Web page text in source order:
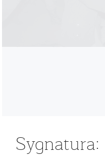
Sygnatura: